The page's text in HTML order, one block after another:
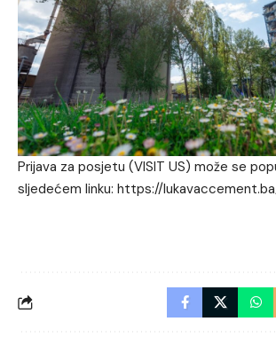
Prijava za posjetu (VISIT US) može se
sljedećem linku: https://